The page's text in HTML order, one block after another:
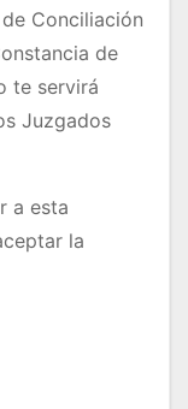
Conciliación
de
te servirá
Juzgados
a esta
la